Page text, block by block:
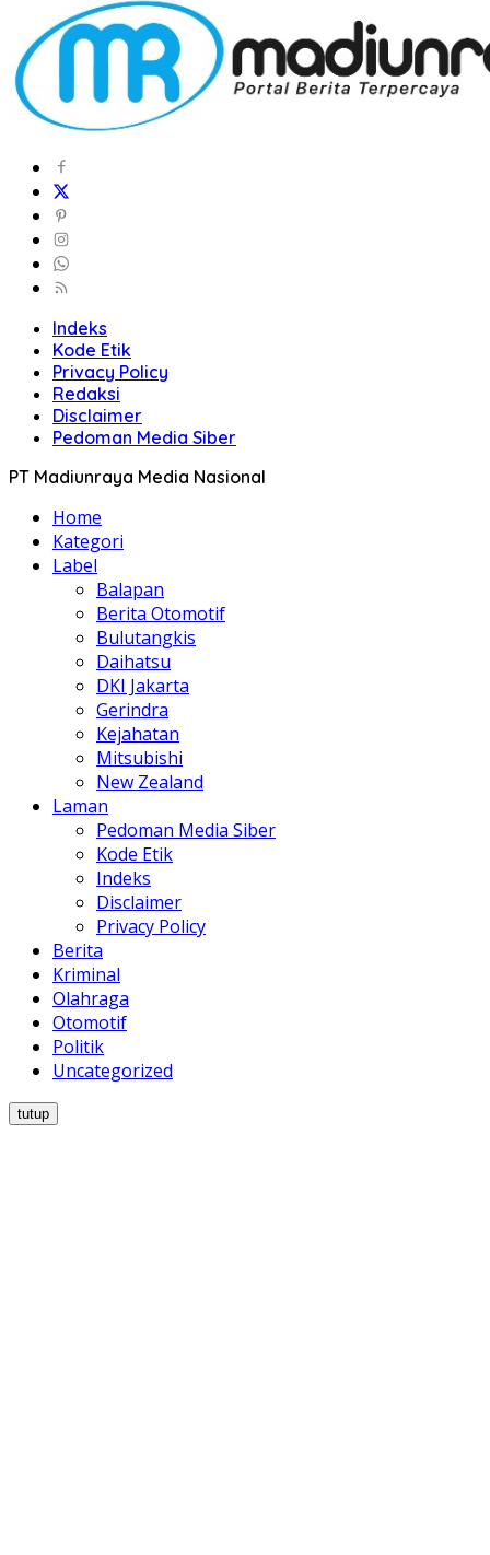
Indeks
Kode Etik
Privacy Policy
Redaksi
Disclaimer
Pedoman Media Siber
PT Madiunraya Media Nasional
Home
Kategori
Label
Balapan
Berita Otomotif
Bulutangkis
Daihatsu
DKI Jakarta
Gerindra
Kejahatan
Mitsubishi
New Zealand
Laman
Pedoman Media Siber
Kode Etik
Indeks
Disclaimer
Privacy Policy
Berita
Kriminal
Olahraga
Otomotif
Politik
Uncategorized
tutup